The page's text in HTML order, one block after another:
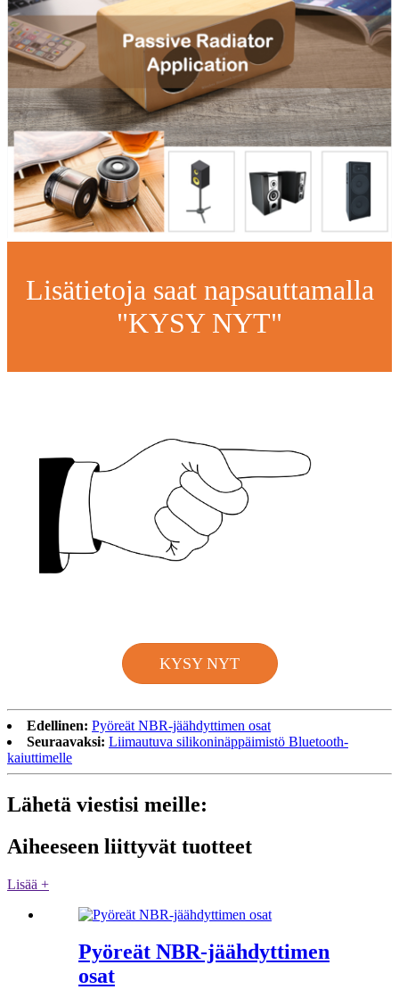
Lisätietoja saat napsauttamalla
"KYSY NYT"
KYSY NYT
Edellinen: Pyöreät NBR-jäähdyttimen osat
Seuraavaksi: Liimautuva silikoninäppäimistö Bluetooth-
kaiuttimelle
Lähetä viestisi meille:
Aiheeseen liittyvät tuotteet
Lisää +
Pyöreät NBR-jäähdyttimen
osat